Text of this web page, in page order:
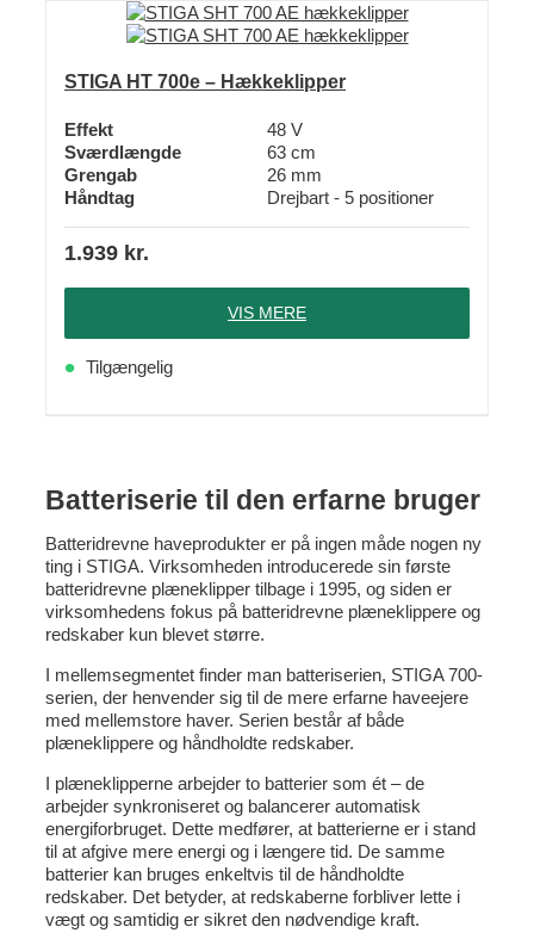
STIGA HT 700e – Hækkeklipper
Effekt
48 V
Sværdlængde
63 cm
Grengab
26 mm
Håndtag
Drejbart - 5 positioner
1.939 kr.
VIS MERE
Tilgængelig
Batteriserie til den erfarne bruger
Batteridrevne haveprodukter er på ingen måde nogen ny
ting i STIGA. Virksomheden introducerede sin første
batteridrevne plæneklipper tilbage i 1995, og siden er
virksomhedens fokus på batteridrevne plæneklippere og
redskaber kun blevet større.
I mellemsegmentet finder man batteriserien, STIGA 700-
serien, der henvender sig til de mere erfarne haveejere
med mellemstore haver. Serien består af både
plæneklippere og håndholdte redskaber.
I plæneklipperne arbejder to batterier som ét – de
arbejder synkroniseret og balancerer automatisk
energiforbruget. Dette medfører, at batterierne er i stand
til at afgive mere energi og i længere tid. De samme
batterier kan bruges enkeltvis til de håndholdte
redskaber. Det betyder, at redskaberne forbliver lette i
vægt og samtidig er sikret den nødvendige kraft.